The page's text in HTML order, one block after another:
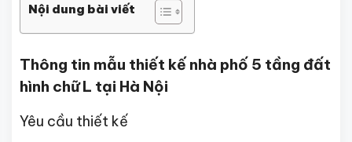
Nội dung bài viết
Thông tin mẫu thiết kế nhà phố 5 tầng đất
hình chữ L tại Hà Nội
Yêu cầu thiết kế